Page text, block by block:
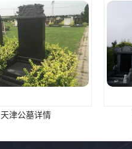
天津公墓详情